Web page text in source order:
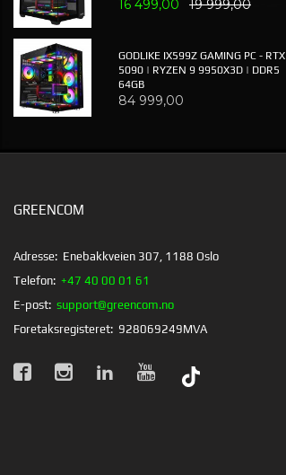
16 499,00 19 999,00
GODLIKE IX599Z GAMING PC - RTX
5090 | RYZEN 9 9950X3D | DDR5
64GB
84 999,00
GREENCOM
Adresse: Enebakkveien 307, 1188 Oslo
Telefon: +47 40 00 01 61
E-post: support@greencom.no
Foretaksregisteret: 928069249MVA